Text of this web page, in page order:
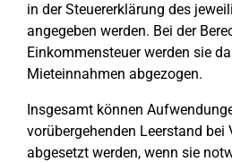
in der Steuererklärung des
angegeben werden. Bei der
Einkommensteuer werden sie
Mieteinnahmen abgezogen.
Insgesamt können
vorübergehenden Leerstand bei
abgesetzt werden, wenn sie